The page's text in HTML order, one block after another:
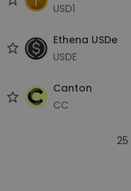
USD1
Ethena USDe
USDE
Canton
CC
25